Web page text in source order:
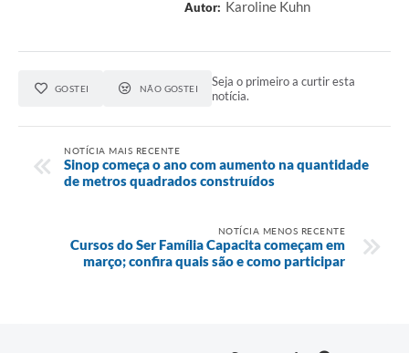
Autor: Karoline Kuhn
GOSTEI NÃO GOSTEI
Seja o primeiro a curtir esta
notícia.
NOTÍCIA MAIS RECENTE
Sinop começa o ano com aumento na quantidade
de metros quadrados construídos
NOTÍCIA MENOS RECENTE
Cursos do Ser Família Capacita começam em
março; confira quais são e como participar